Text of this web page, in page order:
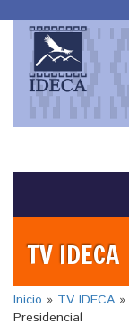
TV IDECA
Inicio » TV IDECA »
Presidencial